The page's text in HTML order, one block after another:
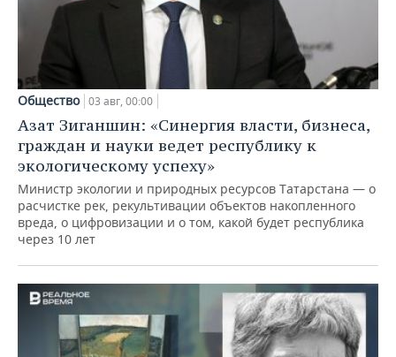
Общество 03 авг, 00:00
Азат Зиганшин: «Синергия власти, бизнеса,
граждан и науки ведет республику к
экологическому успеху»
Министр экологии и природных ресурсов Татарстана — о
расчистке рек, рекультивации объектов накопленного
вреда, о цифровизации и о том, какой будет республика
через 10 лет